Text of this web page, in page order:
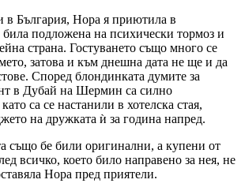
в България, Нора я приютила в
била подложена на психически тормоз и
страна. Гостуването също много се
затова и към днешна дата не ще и да
Според блондинката думите за
в Дубай на Шермин са силно
са се настанили в хотелска стая,
на дружката ѝ за година напред.
също бе били оригинални, а купени от
всичко, което било направено за нея, не
Нора пред приятели.